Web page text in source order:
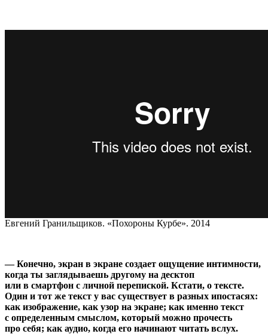
Евгений Гранильщиков. «Похороны Курбе». 2014
— Конечно, экран в экране создает ощущение интимности,
когда ты заглядываешь другому на десктоп
или в смартфон с личной перепиской. Кстати, о тексте.
Один и тот же текст у вас существует в разных ипостасях:
как изображение, как узор на экране; как именно текст
с определенным смыслом, который можно прочесть
про себя; как аудио, когда его начинают читать вслух.